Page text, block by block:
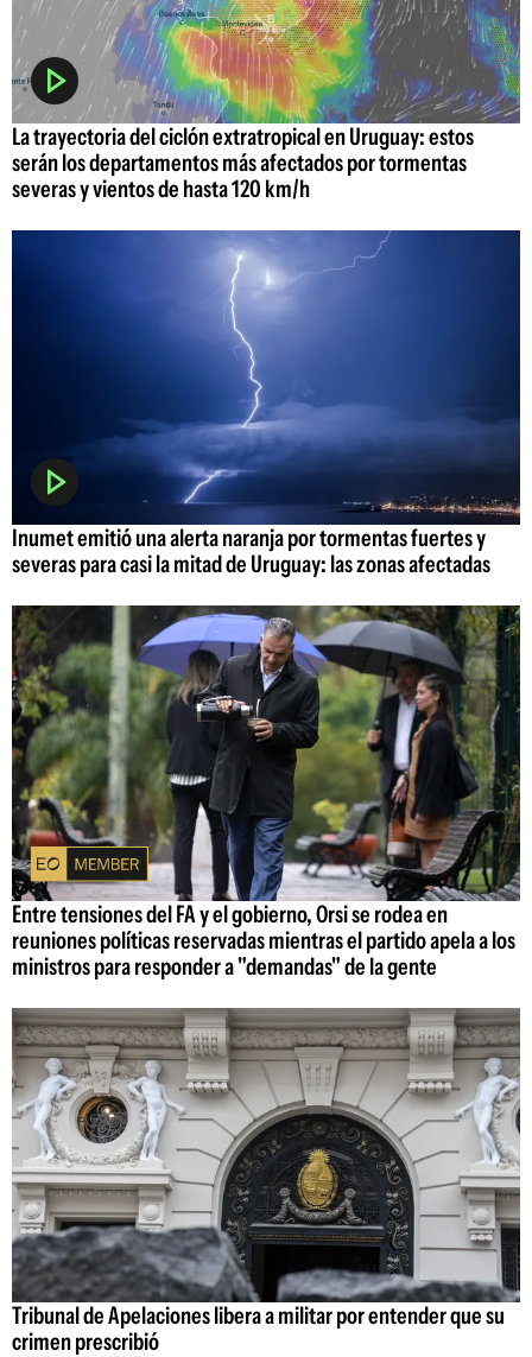
La trayectoria del ciclón extratropical en Uruguay: estos
serán los departamentos más afectados por tormentas
severas y vientos de hasta 120 km/h
Inumet emitió una alerta naranja por tormentas fuertes y
severas para casi la mitad de Uruguay: las zonas afectadas
Entre tensiones del FA y el gobierno, Orsi se rodea en
reuniones políticas reservadas mientras el partido apela a los
ministros para responder a "demandas" de la gente
Tribunal de Apelaciones libera a militar por entender que su
crimen prescribió